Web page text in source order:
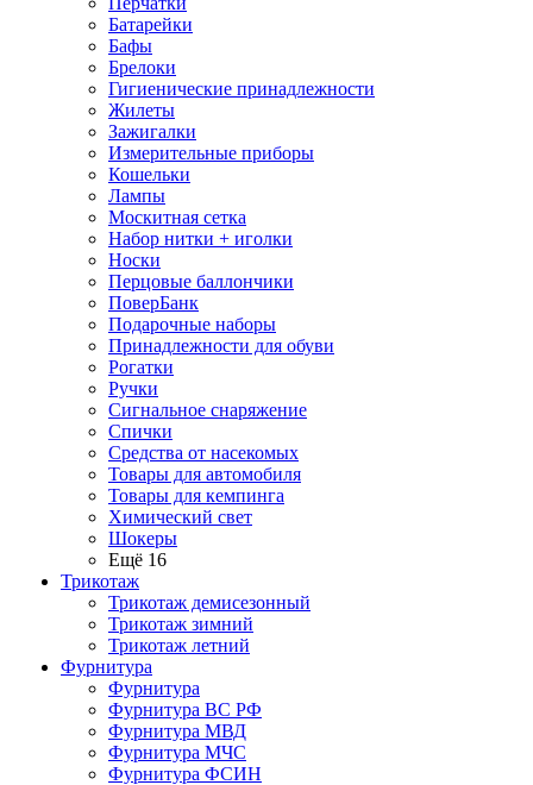
Батарейки
Бафы
Брелоки
Гигиенические принадлежности
Жилеты
Зажигалки
Измерительные приборы
Кошельки
Лампы
Москитная сетка
Набор нитки + иголки
Носки
Перцовые баллончики
ПоверБанк
Подарочные наборы
Принадлежности для обуви
Рогатки
Ручки
Сигнальное снаряжение
Спички
Средства от насекомых
Товары для автомобиля
Товары для кемпинга
Химический свет
Шокеры
Ещё 16
Трикотаж
Трикотаж демисезонный
Трикотаж зимний
Трикотаж летний
Фурнитура
Фурнитура
Фурнитура ВС РФ
Фурнитура МВД
Фурнитура МЧС
Фурнитура ФСИН